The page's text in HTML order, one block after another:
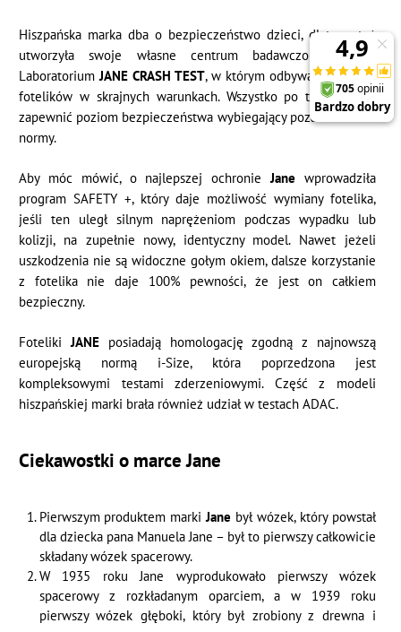
Hiszpańska marka dba o bezpieczeństwo dzieci, dlatego też
utworzyła swoje własne centrum badawczo-rozwojowe
LaboratoriumJANE CRASH TEST, w którym odbywają się testy
fotelików w skrajnych warunkach. Wszystko po to, aby móc
zapewnić poziom bezpieczeństwa wybiegający poza określone
normy.
Aby móc mówić, o najlepszej ochronieJane wprowadziła
program SAFETY +, który daje możliwość wymiany fotelika,
jeśli ten uległ silnym naprężeniom podczas wypadku lub
kolizji, na zupełnie nowy, identyczny model. Nawet jeżeli
uszkodzenia nie są widoczne gołym okiem, dalsze korzystanie
z fotelika nie daje 100% pewności, że jest on całkiem
bezpieczny.
FotelikiJANEposiadają homologację zgodną z najnowszą
europejską normą i-Size, która poprzedzona jest
kompleksowymi testami zderzeniowymi. Część z modeli
hiszpańskiej marki brała również udział w testach ADAC.
Ciekawostki o marce Jane
Pierwszym produktem markiJane był wózek, który powstał
dla dziecka pana Manuela Jane – był to pierwszy całkowicie
składany wózek spacerowy.
W 1935 roku Jane wyprodukowało pierwszy wózek
spacerowy z rozkładanym oparciem, a w 1939 roku
pierwszy wózek głęboki, który był zrobiony z drewna i